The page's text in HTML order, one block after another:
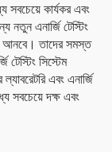
সবচেয়ে কার্যকর এবং
নতুন এনার্জি টেস্টিং
আনবে। তাদের সমস্ত
সিস্টেম
এবং এনার্জি
সবচেয়ে দক্ষ এবং